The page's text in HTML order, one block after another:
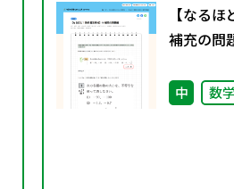
【なる
補充の問
中 数